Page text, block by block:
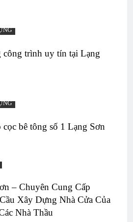
công trình uy tín tại Lạng
bê tông số 1 Lạng Sơn
– Chuyên Cung Cấp
Xây Dựng Nhà Cửa Của
Nhà Thầu